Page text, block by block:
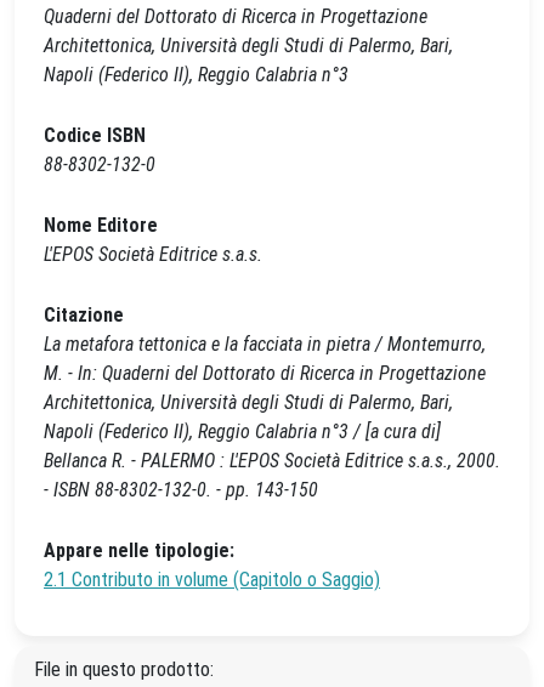
Quaderni del Dottorato di Ricerca in Progettazione
Architettonica, Università degli Studi di Palermo, Bari,
Napoli (Federico II), Reggio Calabria n°3
Codice ISBN
88-8302-132-0
Nome Editore
L'EPOS Società Editrice s.a.s.
Citazione
La metafora tettonica e la facciata in pietra / Montemurro,
M. - In: Quaderni del Dottorato di Ricerca in Progettazione
Architettonica, Università degli Studi di Palermo, Bari,
Napoli (Federico II), Reggio Calabria n°3 / [a cura di]
Bellanca R. - PALERMO : L'EPOS Società Editrice s.a.s., 2000.
- ISBN 88-8302-132-0. - pp. 143-150
Appare nelle tipologie:
2.1 Contributo in volume (Capitolo o Saggio)
File in questo prodotto: